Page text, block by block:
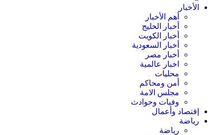
الأخبار
أهم الأخبار
أخبار الخليج
أخبار الكويت
أخبار السعودية
أخبار مصر
اخبار عالمية
محليات
أمن ومحاكم
مجلس الامة
وفيات وحوادث
إقتصاد وأعمال
رياضة
رياضة